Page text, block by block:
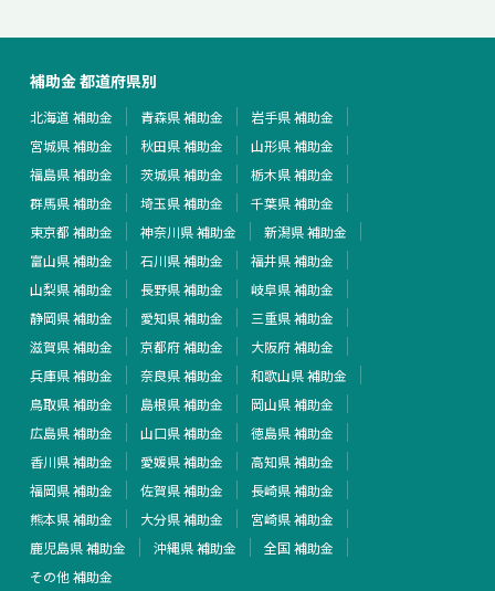
補助金 都道府県別
北海道 補助金 青森県 補助金
岩手県 補助金
宮城県 補助金
秋田県 補助金
山形県 補助金
福島県 補助金
茨城県 補助金
栃木県 補助金
群馬県 補助金
埼玉県 補助金
千葉県 補助金
東京都 補助金
神奈川県 補助金
新潟県 補助金
富山県 補助金
石川県 補助金
福井県 補助金
山梨県 補助金
長野県 補助金
岐阜県 補助金
静岡県 補助金
愛知県 補助金
三重県 補助金
滋賀県 補助金
京都府 補助金
大阪府 補助金
兵庫県 補助金
奈良県 補助金
和歌山県 補助金
鳥取県 補助金
島根県 補助金
岡山県 補助金
広島県 補助金
山口県 補助金
徳島県 補助金
香川県 補助金
愛媛県 補助金
高知県 補助金
福岡県 補助金
佐賀県 補助金
長崎県 補助金
熊本県 補助金
大分県 補助金
宮崎県 補助金
鹿児島県 補助金
沖縄県 補助金
全国 補助金
その他 補助金